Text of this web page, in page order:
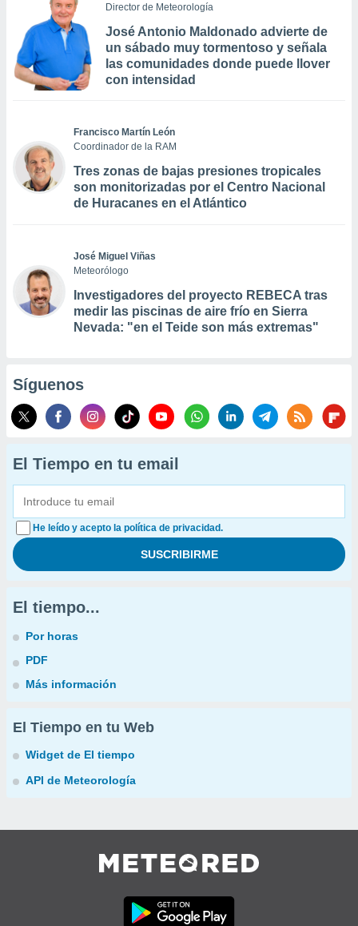
Director de Meteorología
José Antonio Maldonado advierte de
un sábado muy tormentoso y señala
las comunidades donde puede llover
con intensidad
Francisco Martín León
Coordinador de la RAM
Tres zonas de bajas presiones tropicales
son monitorizadas por el Centro Nacional
de Huracanes en el Atlántico
José Miguel Viñas
Meteorólogo
Investigadores del proyecto REBECA tras
medir las piscinas de aire frío en Sierra
Nevada: "en el Teide son más extremas"
Síguenos
El Tiempo en tu email
He leído y acepto la política de privacidad.
El tiempo...
Por horas
PDF
Más información
El Tiempo en tu Web
Widget de El tiempo
API de Meteorología